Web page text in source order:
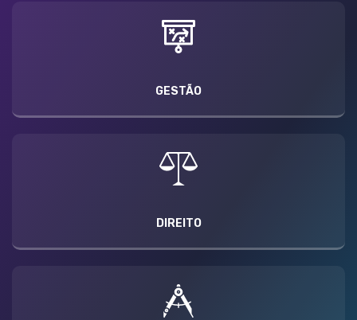
GESTÃO
DIREITO